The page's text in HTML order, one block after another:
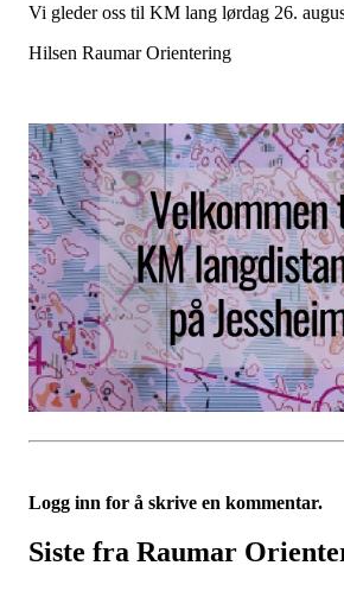
Vi gleder oss til KM lang lørdag 26.
Hilsen Raumar Orientering
Logg inn for å skrive en kommentar.
Siste fra Raumar